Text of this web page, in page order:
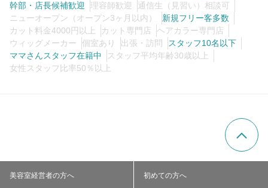
幹部・店長候補歓迎
理容師歓迎
通信生（見習い）相談可
ニューオープン（オープン3ヶ月以内）
新規フリー客多数
カット料金4000円以上
カット専門店
ヘアカラー専門店
ウィッグメーカー
個室あり 出張・訪問
スタッフ10名以下
ママさんスタッフ在籍中
スタッフ平均年齢30歳以上
女性スタッフ比率50％以上
美容室経営者の方へ 初めての方へ